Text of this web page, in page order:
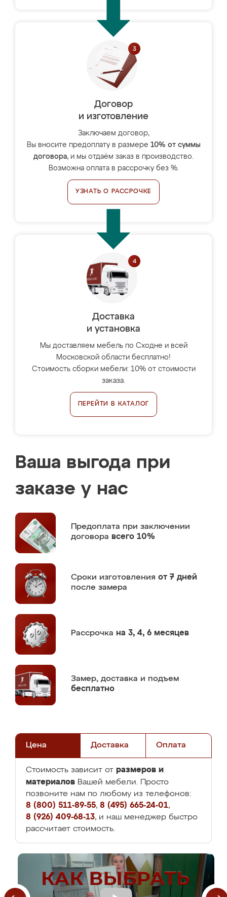
Договор
и изготовление
Заключаем договор,
Вы вносите предоплату в размере 10% от суммы
договора, и мы отдаём заказ в производство.
Возможна оплата в рассрочку без %.
УЗНАТЬ О РАССРОЧКЕ
Доставка
и установка
Мы доставляем мебель по Сходне и всей
Московской области бесплатно!
Стоимость сборки мебели: 10% от стоимости
заказа.
ПЕРЕЙТИ В КАТАЛОГ
Ваша выгода при
заказе у нас
Предоплата при заключении
договора всего 10%
Сроки изготовления от 7 дней
после замера
Рассрочка на 3, 4, 6 месяцев
Замер, доставка и подъем
бесплатно
Цена Доставка Оплата
Стоимость зависит от размеров и
материалов Вашей мебели. Просто
позвоните нам по любому из телефонов:
8 (800) 511-89-55, 8 (495) 665-24-01,
8 (926) 409-68-13, и наш менеджер быстро
рассчитает стоимость.